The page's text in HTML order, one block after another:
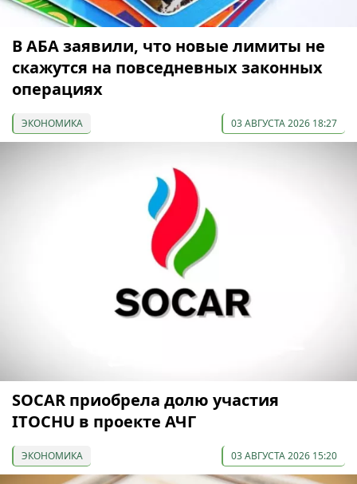
В АБА заявили, что новые лимиты не
скажутся на повседневных законных
операциях
ЭКОНОМИКА 03 АВГУСТА 2026 18:27
SOCAR приобрела долю участия
ITOCHU в проекте АЧГ
ЭКОНОМИКА 03 АВГУСТА 2026 15:20